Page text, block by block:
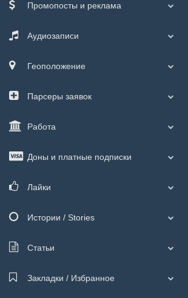
Промопосты и реклама
Аудиозаписи
Геоположение
Парсеры заявок
Работа
Доны и платные подписки
Лайки
Истории / Stories
Статьи
Закладки / Избранное